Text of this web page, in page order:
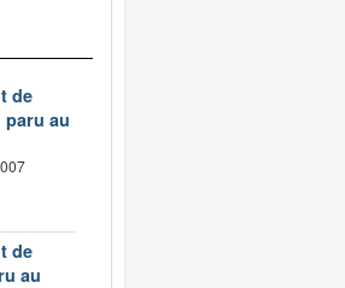
de
paru au
de
au